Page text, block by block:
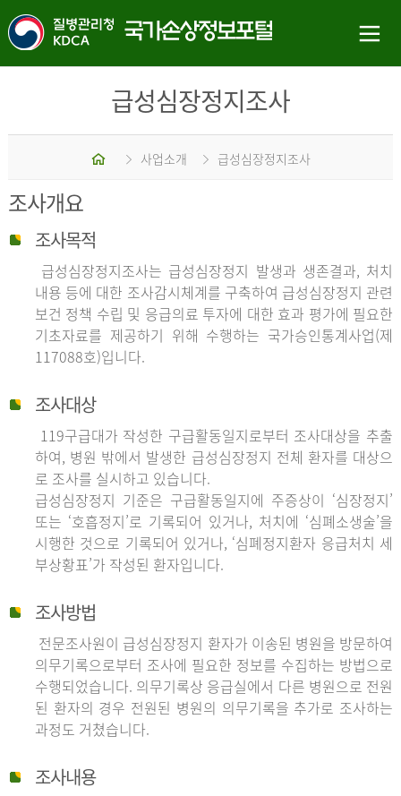
급성심장정지조사
홈 사업소개 급성심장정지조사
조사개요
조사목적
급성심장정지조사는 급성심장정지 발생과 생존결과, 처치
내용 등에 대한 조사감시체계를 구축하여 급성심장정지 관련
보건 정책 수립 및 응급의료 투자에 대한 효과 평가에 필요한
기초자료를 제공하기 위해 수행하는 국가승인통계사업(제
117088호)입니다.
조사대상
119구급대가 작성한 구급활동일지로부터 조사대상을 추출
하여, 병원 밖에서 발생한 급성심장정지 전체 환자를 대상으
로 조사를 실시하고 있습니다.
급성심장정지 기준은 구급활동일지에 주증상이 ‘심장정지’
또는 ‘호흡정지’로 기록되어 있거나, 처치에 ‘심폐소생술’을
시행한 것으로 기록되어 있거나, ‘심폐정지환자 응급처치 세
부상황표’가 작성된 환자입니다.
조사방법
전문조사원이 급성심장정지 환자가 이송된 병원을 방문하여
의무기록으로부터 조사에 필요한 정보를 수집하는 방법으로
수행되었습니다. 의무기록상 응급실에서 다른 병원으로 전원
된 환자의 경우 전원된 병원의 의무기록을 추가로 조사하는
과정도 거쳤습니다.
조사내용